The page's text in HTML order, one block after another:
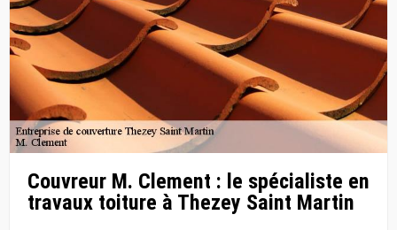
Couvreur M. Clement : le spécialiste en
travaux toiture à Thezey Saint Martin